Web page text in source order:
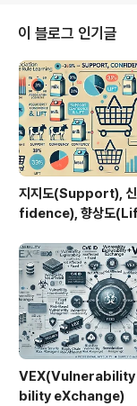
설명 정의여러 형태의 질의
AG 시스템의 정답률을 높
색의 다양성과 정보 포괄
어려운 다양한 관점의 정
아닌 중복 제거, 중요도 기
2. 특징특징..
이 블로그 인기글
지지도(Support),
fidence), 향상도
bility eXchange)